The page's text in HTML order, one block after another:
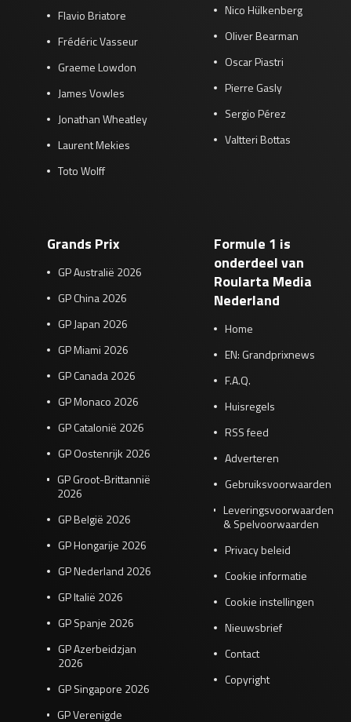
Flavio Briatore
Frédéric Vasseur
Graeme Lowdon
James Vowles
Jonathan Wheatley
Laurent Mekies
Toto Wolff
Nico Hülkenberg
Oliver Bearman
Oscar Piastri
Pierre Gasly
Sergio Pérez
Valtteri Bottas
Grands Prix
GP Australië 2026
GP China 2026
GP Japan 2026
GP Miami 2026
GP Canada 2026
GP Monaco 2026
GP Catalonië 2026
GP Oostenrijk 2026
GP Groot-Brittannië
2026
GP België 2026
GP Hongarije 2026
GP Nederland 2026
GP Italië 2026
GP Spanje 2026
GP Azerbeidzjan
2026
GP Singapore 2026
GP Verenigde
Formule 1 is
onderdeel van
Roularta Media
Nederland
Home
EN: Grandprixnews
F.A.Q.
Huisregels
RSS feed
Adverteren
Gebruiksvoorwaarden
Leveringsvoorwaarden
& Spelvoorwaarden
Privacy beleid
Cookie informatie
Cookie instellingen
Nieuwsbrief
Contact
Copyright